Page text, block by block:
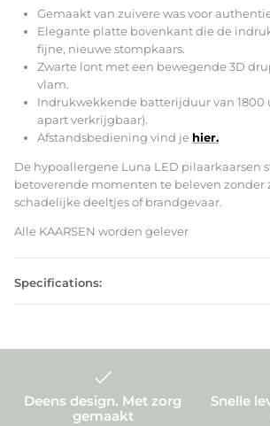
Gemaakt van zuivere was voor
Elegante platte bovenkant die de
fijne, nieuwe stompkaars.
Zwarte lont met een bewegende 3D
vlam.
Indrukwekkende batterijduur van 1800
apart verkrijgbaar).
Afstandsbediening vind je hier.
De hypoallergene Luna LED pilaarkaarsen
betoverende momenten te beleven zonder
schadelijke deeltjes of brandgevaar.
Alle KAARSEN worden gelever
Specifications:
Deens design. Met zorg
gemaakt
Snelle